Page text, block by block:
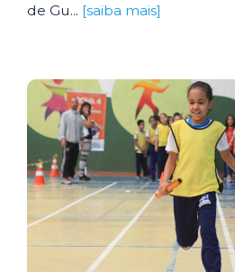
de Gu... [saiba mais]